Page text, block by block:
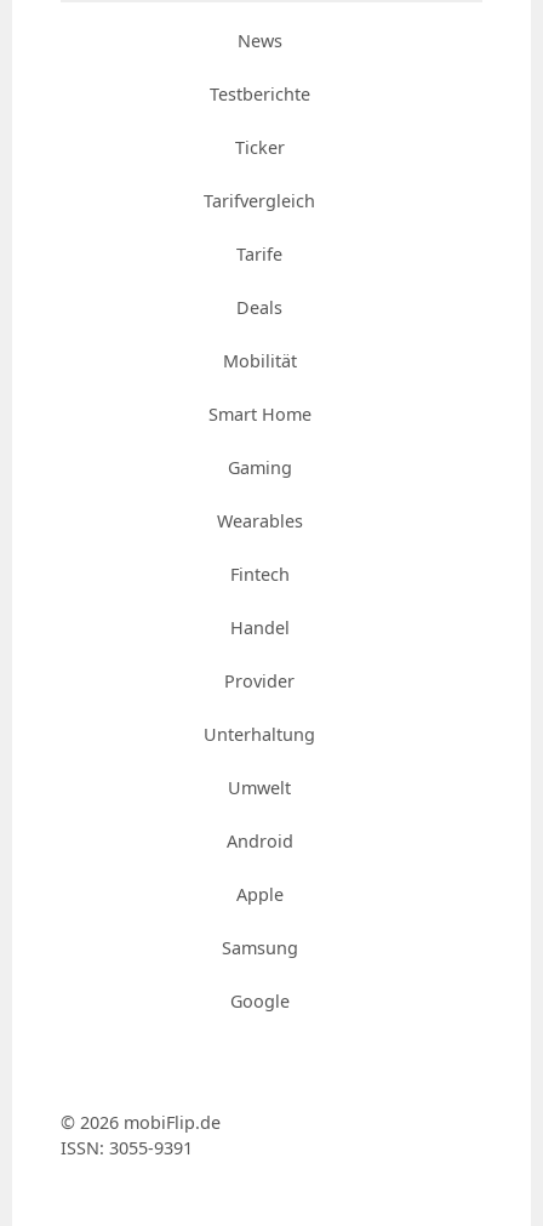
News
Testberichte
Ticker
Tarifvergleich
Tarife
Deals
Mobilität
Smart Home
Gaming
Wearables
Fintech
Handel
Provider
Unterhaltung
Umwelt
Android
Apple
Samsung
Google
© 2026 mobiFlip.de
ISSN: 3055-9391